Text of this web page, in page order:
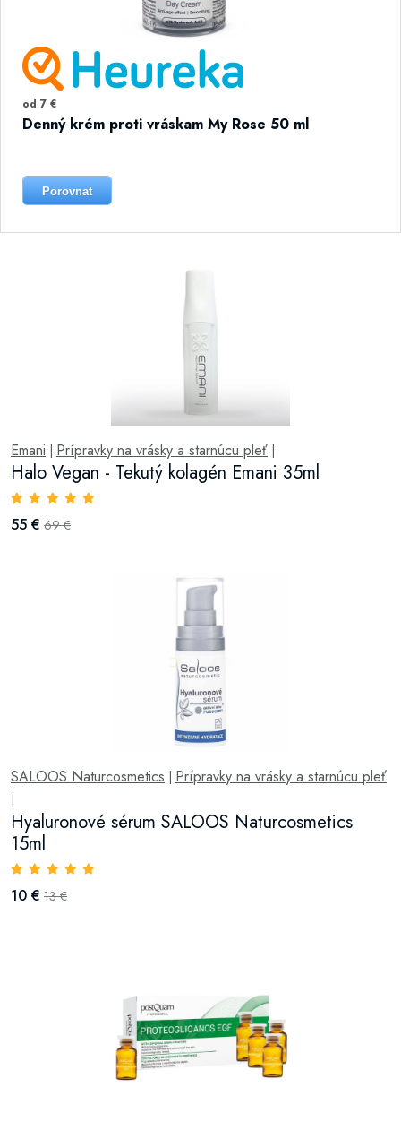
od 7 €
Denný krém proti vráskam My Rose 50 ml
Porovnat
Emani Prípravky na vrásky a starnúcu pleť
Halo Vegan - Tekutý kolagén Emani 35ml
55 € 69 €
SALOOS Naturcosmetics Prípravky na vrásky a starnúcu pleť
Hyaluronové sérum SALOOS Naturcosmetics
15ml
10 € 13 €